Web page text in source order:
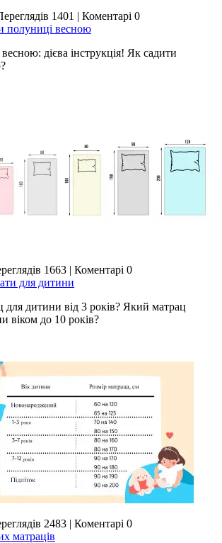
1401 | Коментарі 0
полуниці весною
дієва інструкція! Як садити
1663 | Коментарі 0
для дитини
для дитини від 3 років? Який матрац
віком до 10 років?
2483 | Коментарі 0
матраців